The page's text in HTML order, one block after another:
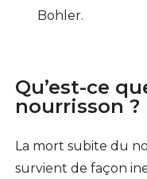
Bohler.
Qu’est-ce
nourrisson ?
La mort subite du
survient de façon